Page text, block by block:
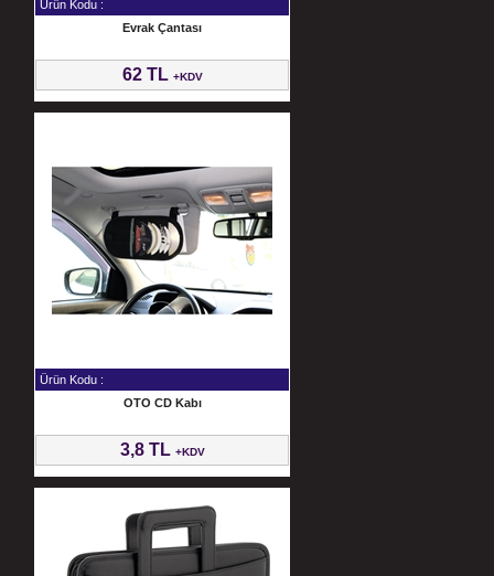
Ürün Kodu :
Evrak Çantası
62 TL +KDV
Ürün Kodu :
OTO CD Kabı
3,8 TL +KDV